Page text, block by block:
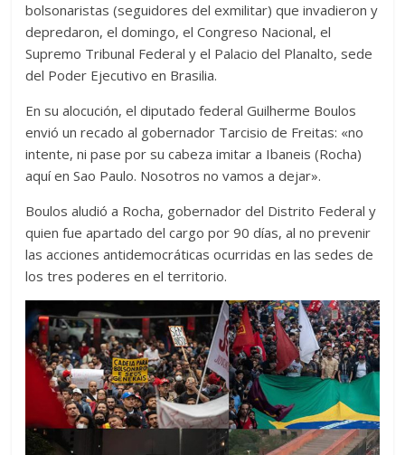
bolsonaristas (seguidores del exmilitar) que invadieron y
depredaron, el domingo, el Congreso Nacional, el
Supremo Tribunal Federal y el Palacio del Planalto, sede
del Poder Ejecutivo en Brasilia.
En su alocución, el diputado federal Guilherme Boulos
envió un recado al gobernador Tarcisio de Freitas: «no
intente, ni pase por su cabeza imitar a Ibaneis (Rocha)
aquí en Sao Paulo. Nosotros no vamos a dejar».
Boulos aludió a Rocha, gobernador del Distrito Federal y
quien fue apartado del cargo por 90 días, al no prevenir
las acciones antidemocráticas ocurridas en las sedes de
los tres poderes en el territorio.